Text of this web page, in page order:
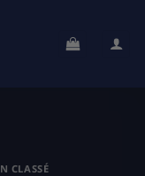
CLASSÉ